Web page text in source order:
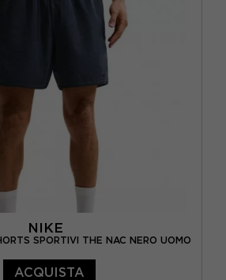
NIKE
SPORTIVI THE NAC NERO UOMO
ACQUISTA